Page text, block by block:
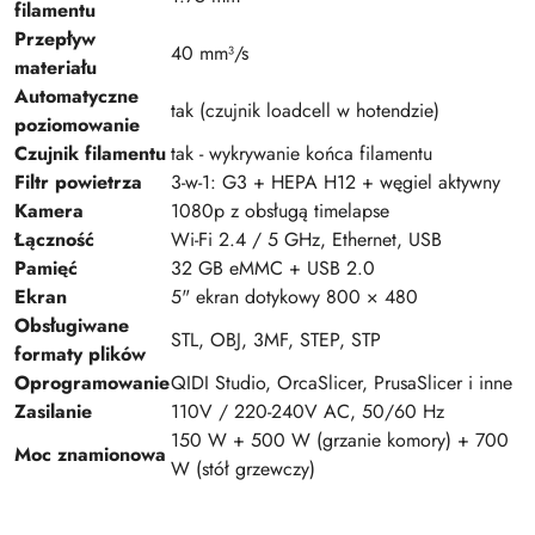
filamentu
Przepływ
materiału
40 mm³/s
Automatyczne
poziomowanie
tak (czujnik loadcell w hotendzie)
Czujnik filamentutak - wykrywanie końca filamentu
Filtr powietrza
3-w-1: G3 + HEPA H12 + węgiel aktywny
Kamera
1080p z obsługą timelapse
Łączność
Wi-Fi 2.4 / 5 GHz, Ethernet, USB
Pamięć
32 GB eMMC + USB 2.0
Ekran
5" ekran dotykowy 800 × 480
Obsługiwane
formaty plików
STL, OBJ, 3MF, STEP, STP
OprogramowanieQIDI Studio, OrcaSlicer, PrusaSlicer i inne
Zasilanie
110V / 220-240V AC, 50/60 Hz
Moc znamionowa
150 W + 500 W (grzanie komory) + 700
W (stół grzewczy)